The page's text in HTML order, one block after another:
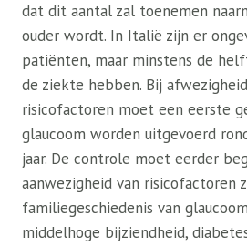
dat dit aantal zal toenemen
ouder wordt. In Italië zijn er
patiënten, maar minstens de
de ziekte hebben. Bij
risicofactoren moet een eerste
glaucoom worden uitgevoerd
jaar. De controle moet eerder
aanwezigheid van risicofactoren
familiegeschiedenis van
middelhoge bijziendheid,